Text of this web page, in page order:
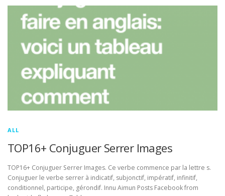
ALL
TOP16+ Conjuguer Serrer Images
TOP16+ Conjuguer Serrer Images. Ce verbe commence par la lettre s.
Conjuguer le verbe serrer à indicatif, subjonctif, impératif, infinitif,
conditionnel, participe, gérondif. Innu Aimun Posts Facebook from